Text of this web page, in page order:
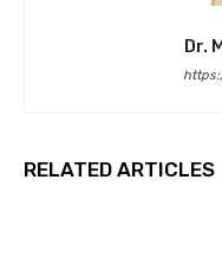
Dr.
RELATED ARTICLES